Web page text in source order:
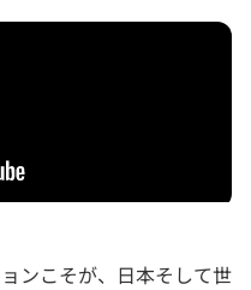
ンこそが、日本そして世